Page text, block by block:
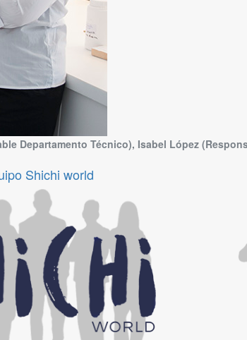
Departamento Técnico), Isabel López
Shichi world
Equipo Shichi world